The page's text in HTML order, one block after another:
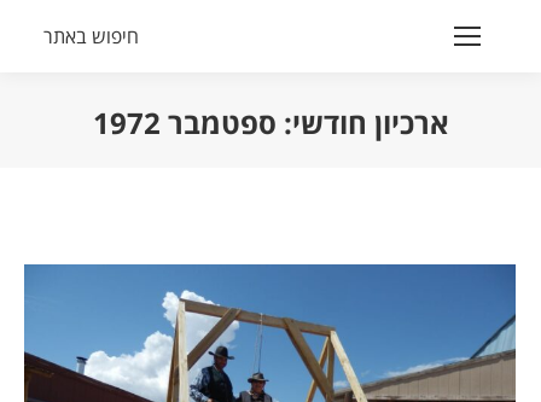
Search:
חיפוש באתר
ארכיון חודשי: ספטמבר 1972